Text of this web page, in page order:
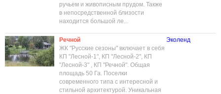
ручьем и живописным прудом. Также
в непосредственной близости
находится большой ле...
Речной
ЖК "Русские сезоны" включает в себя
КП "Лесной-1", КП "Лесной-2", КП
"Лесной-3" , КП "Речной". Общая
площадь 50 Га. Поселки
современного типа с интересной и
стильной архитектурой. Уникальная
Эколенд